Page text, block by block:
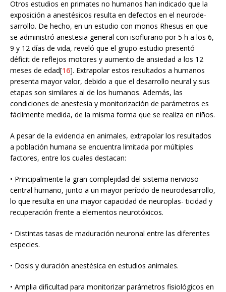
Otros estudios en primates no humanos han indicado que la
exposición a anestésicos resulta en defectos en el neurode-
sarrollo. De hecho, en un estudio con monos Rhesus en que
se administró anestesia general con isoflurano por 5 h a los 6,
9 y 12 días de vida, reveló que el grupo estudio presentó
déficit de reflejos motores y aumento de ansiedad a los 12
meses de edad[16]. Extrapolar estos resultados a humanos
presenta mayor valor, debido a que el desarrollo neural y sus
etapas son similares al de los humanos. Además, las
condiciones de anestesia y monitorización de parámetros es
fácilmente medida, de la misma forma que se realiza en niños.
A pesar de la evidencia en animales, extrapolar los resultados
a población humana se encuentra limitada por múltiples
factores, entre los cuales destacan:
• Principalmente la gran complejidad del sistema nervioso
central humano, junto a un mayor período de neurodesarrollo,
lo que resulta en una mayor capacidad de neuroplas- ticidad y
recuperación frente a elementos neurotóxicos.
• Distintas tasas de maduración neuronal entre las diferentes
especies.
• Dosis y duración anestésica en estudios animales.
• Amplia dificultad para monitorizar parámetros fisiológicos en